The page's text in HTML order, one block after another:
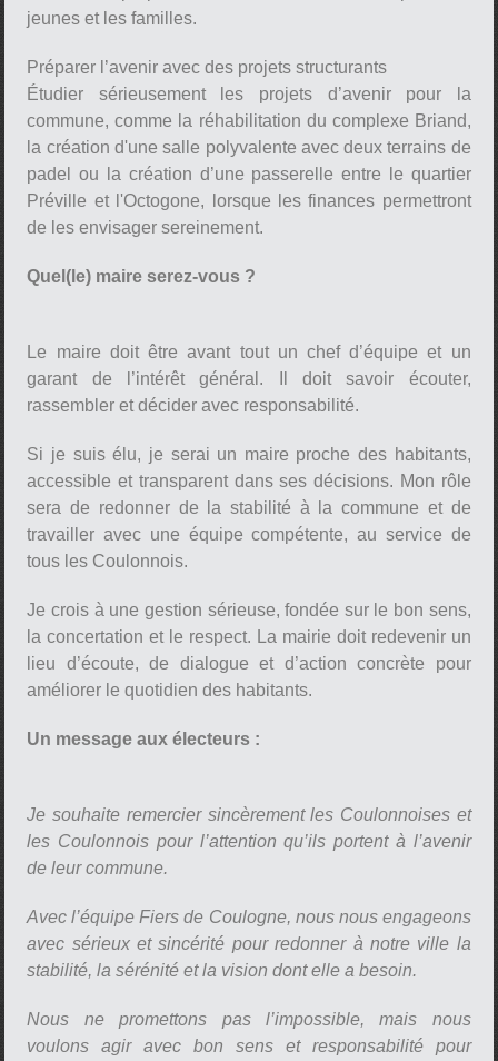
jeunes et les familles.
Préparer l’avenir avec des projets structurants
Étudier sérieusement les projets d’avenir pour la
commune, comme la réhabilitation du complexe Briand,
la création d'une salle polyvalente avec deux terrains de
padel ou la création d’une passerelle entre le quartier
Préville et l'Octogone, lorsque les finances permettront
de les envisager sereinement.
Quel(le) maire serez-vous ?
Le maire doit être avant tout un chef d’équipe et un
garant de l’intérêt général. Il doit savoir écouter,
rassembler et décider avec responsabilité.
Si je suis élu, je serai un maire proche des habitants,
accessible et transparent dans ses décisions. Mon rôle
sera de redonner de la stabilité à la commune et de
travailler avec une équipe compétente, au service de
tous les Coulonnois.
Je crois à une gestion sérieuse, fondée sur le bon sens,
la concertation et le respect. La mairie doit redevenir un
lieu d’écoute, de dialogue et d’action concrète pour
améliorer le quotidien des habitants.
Un message aux électeurs :
Je souhaite remercier sincèrement les Coulonnoises et
les Coulonnois pour l’attention qu’ils portent à l’avenir
de leur commune.
Avec l’équipe Fiers de Coulogne, nous nous engageons
avec sérieux et sincérité pour redonner à notre ville la
stabilité, la sérénité et la vision dont elle a besoin.
Nous ne promettons pas l’impossible, mais nous
voulons agir avec bon sens et responsabilité pour